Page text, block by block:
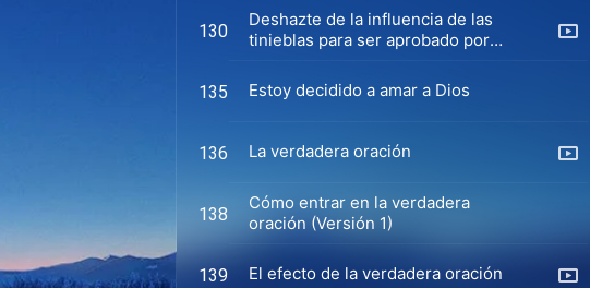
130
Deshazte de la influencia de las
tinieblas para ser aprobado por
135
Estoy decidido a amar a Dios
136 La verdadera oración
138
Cómo entrar en la verdadera
oración (Versión 1)
139 El efecto de la verdadera oración